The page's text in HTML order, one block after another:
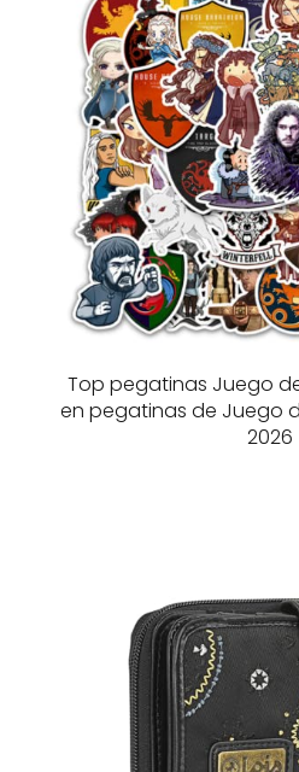
Top pegatinas Juego
en pegatinas de Juego
2026